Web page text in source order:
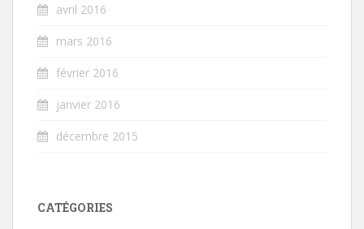
avril 2016
mars 2016
février 2016
janvier 2016
décembre 2015
CATÉGORIES